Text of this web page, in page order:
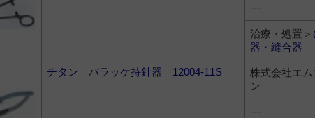
---
治療・処置＞
器・縫合器
チタン バラッケ持針器 12004-11S
株式会社エ
ン
---